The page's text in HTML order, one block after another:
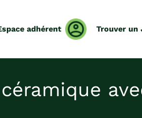
adhérent Trouver un